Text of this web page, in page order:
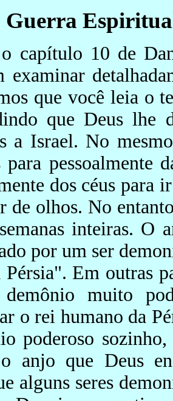
Guerra
capítulo 10 de
examinar
que você leia o
que Deus lhe
a Israel. No
para pessoalmente
dos céus para
de olhos. No
inteiras. O
por um ser
Pérsia". Em outras
muito
o rei humano da
poderoso
anjo que Deus
alguns seres